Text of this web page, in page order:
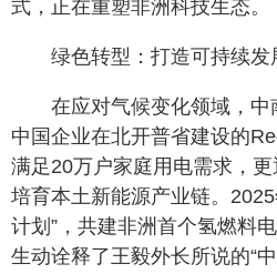
式，正在重塑非洲科技生态。
绿色转型：打造可持续发
在应对气候变化领域，中
中国企业在北开普省建设的
满足20万户家庭用电需求，
培育本土新能源产业链。
计划”，共建非洲首个氢燃料
生动诠释了王毅外长所说的“